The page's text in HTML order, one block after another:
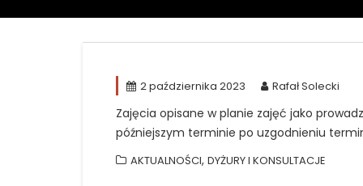
2 października 2023 Rafał Solecki
Zajęcia opisane w planie zajęć jako
późniejszym terminie po uzgodnieniu
AKTUALNOŚCI, DYŻURY I KONSULTACJE